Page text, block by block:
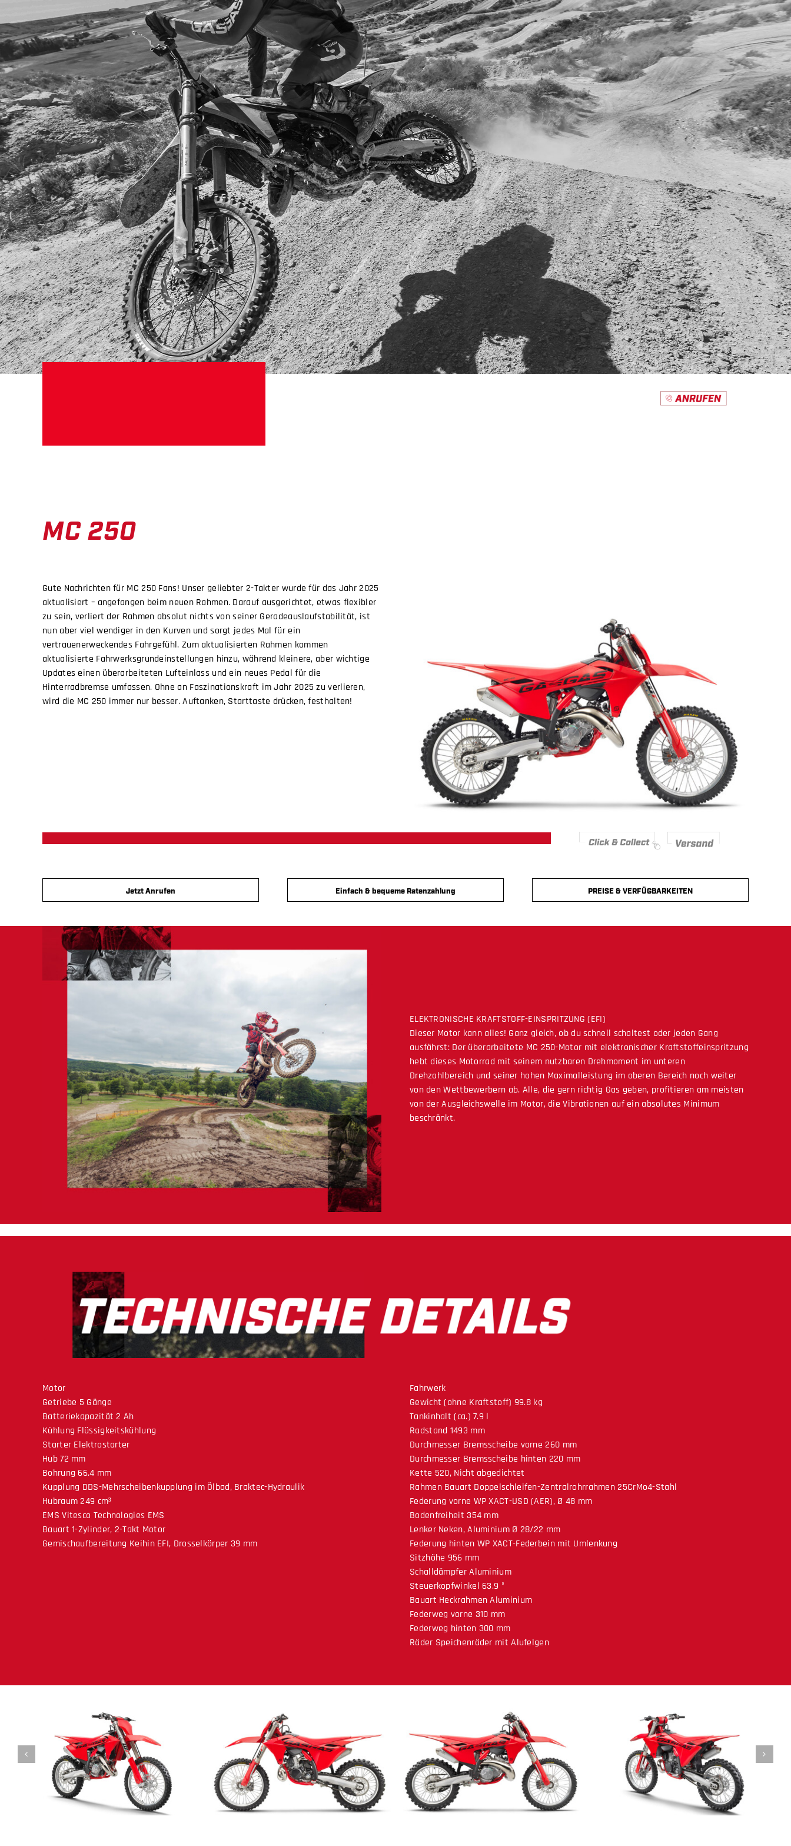
MC 250
Gute Nachrichten für MC 250 Fans! Unser geliebter 2-Takter wurde für das Jahr 2025
aktualisiert – angefangen beim neuen Rahmen. Darauf ausgerichtet, etwas flexibler
zu sein, verliert der Rahmen absolut nichts von seiner Geradeauslaufstabilität, ist
nun aber viel wendiger in den Kurven und sorgt jedes Mal für ein
vertrauenerweckendes Fahrgefühl. Zum aktualisierten Rahmen kommen
aktualisierte Fahrwerksgrundeinstellungen hinzu, während kleinere, aber wichtige
Updates einen überarbeiteten Lufteinlass und ein neues Pedal für die
Hinterradbremse umfassen. Ohne an Faszinationskraft im Jahr 2025 zu verlieren,
wird die MC 250 immer nur besser. Auftanken, Starttaste drücken, festhalten!
Jetzt Anrufen Einfach & bequeme Ratenzahlung PREISE & VERFÜGBARKEITEN
ELEKTRONISCHE KRAFTSTOFF-EINSPRITZUNG (EFI)
Dieser Motor kann alles! Ganz gleich, ob du schnell schaltest oder jeden Gang
ausfährst: Der überarbeitete MC 250-Motor mit elektronischer Kraftstoffeinspritzung
hebt dieses Motorrad mit seinem nutzbaren Drehmoment im unteren
Drehzahlbereich und seiner hohen Maximalleistung im oberen Bereich noch weiter
von den Wettbewerbern ab. Alle, die gern richtig Gas geben, profitieren am meisten
von der Ausgleichswelle im Motor, die Vibrationen auf ein absolutes Minimum
beschränkt.
Motor
Getriebe 5 Gänge
Batteriekapazität 2 Ah
Kühlung Flüssigkeitskühlung
Starter Elektrostarter
Hub 72 mm
Bohrung 66.4 mm
Kupplung DDS-Mehrscheibenkupplung im Ölbad, Braktec-Hydraulik
Hubraum 249 cm³
EMS Vitesco Technologies EMS
Bauart 1-Zylinder, 2-Takt Motor
Gemischaufbereitung Keihin EFI, Drosselkörper 39 mm
Fahrwerk
Gewicht (ohne Kraftstoff) 99.8 kg
Tankinhalt (ca.) 7.9 l
Radstand 1493 mm
Durchmesser Bremsscheibe vorne 260 mm
Durchmesser Bremsscheibe hinten 220 mm
Kette 520, Nicht abgedichtet
Rahmen Bauart Doppelschleifen-Zentralrohrrahmen 25CrMo4-Stahl
Federung vorne WP XACT-USD (AER), Ø 48 mm
Bodenfreiheit 354 mm
Lenker Neken, Aluminium Ø 28/22 mm
Federung hinten WP XACT-Federbein mit Umlenkung
Sitzhöhe 956 mm
Schalldämpfer Aluminium
Steuerkopfwinkel 63.9 °
Bauart Heckrahmen Aluminium
Federweg vorne 310 mm
Federweg hinten 300 mm
Räder Speichenräder mit Alufelgen